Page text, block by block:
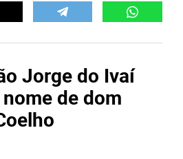
Jorge do Ivaí
de dom